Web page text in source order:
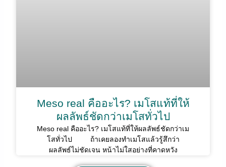
Meso real คืออะไร? เมโสแท้ที่ให้
ผลลัพธ์ชัดกว่าเมโสทั่วไป
Meso real คืออะไร? เมโสแท้ที่ให้ผลลัพธ์ชัดกว่าเม
โสทั่วไป ถ้าเคยลองทำเมโสแล้วรู้สึกว่า
ผลลัพธ์ไม่ชัดเจน หน้าไม่ใสอย่างที่คาดหวัง